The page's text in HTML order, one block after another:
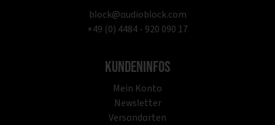
block@audioblock.com
+49 (0) 4484 - 920 090 17
Kundeninfos
Mein Konto
Newsletter
Versandarten